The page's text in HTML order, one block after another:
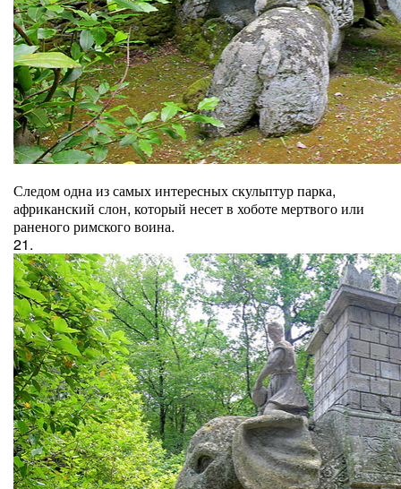
Следом одна из самых интересных скульптур парка,
африканский слон, который несет в хоботе мертвого или
раненого римского воина.
21.